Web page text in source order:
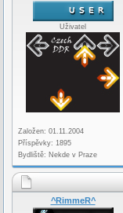
Uživatel
Založen: 01.11.2004
Příspěvky: 1895
Bydliště: Nekde v Praze
^RimmeR^